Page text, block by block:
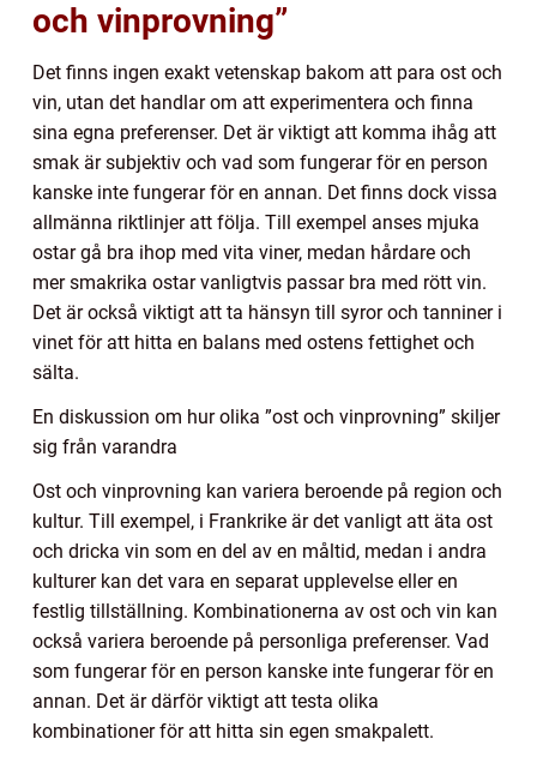
och vinprovning”
Det finns ingen exakt vetenskap bakom att para ost och
vin, utan det handlar om att experimentera och finna
sina egna preferenser. Det är viktigt att komma ihåg att
smak är subjektiv och vad som fungerar för en person
kanske inte fungerar för en annan. Det finns dock vissa
allmänna riktlinjer att följa. Till exempel anses mjuka
ostar gå bra ihop med vita viner, medan hårdare och
mer smakrika ostar vanligtvis passar bra med rött vin.
Det är också viktigt att ta hänsyn till syror och tanniner i
vinet för att hitta en balans med ostens fettighet och
sälta.
En diskussion om hur olika ”ost och vinprovning” skiljer
sig från varandra
Ost och vinprovning kan variera beroende på region och
kultur. Till exempel, i Frankrike är det vanligt att äta ost
och dricka vin som en del av en måltid, medan i andra
kulturer kan det vara en separat upplevelse eller en
festlig tillställning. Kombinationerna av ost och vin kan
också variera beroende på personliga preferenser. Vad
som fungerar för en person kanske inte fungerar för en
annan. Det är därför viktigt att testa olika
kombinationer för att hitta sin egen smakpalett.